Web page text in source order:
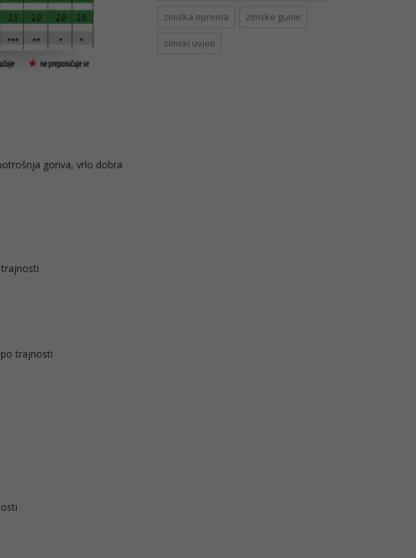
goriva, vrlo dobra
trajnosti
zimska oprema zimske gume
zimski uvjeti